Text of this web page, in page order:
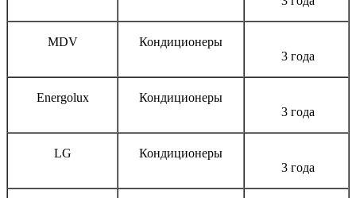
MDV
Кондиционеры
3 года
Energolux
Кондиционеры
3 года
LG
Кондиционеры
3 года